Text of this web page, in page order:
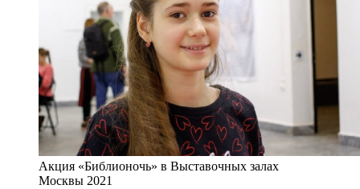
Акция «Библионочь» в Выставочных залах
Москвы 2021